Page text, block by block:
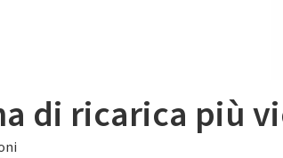
di ricarica più